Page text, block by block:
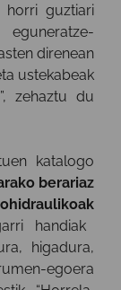
horri guztiari
direnean
ustekabeak
zehaztu du
katalogo
berariaz
handiak
higadura,
egoera